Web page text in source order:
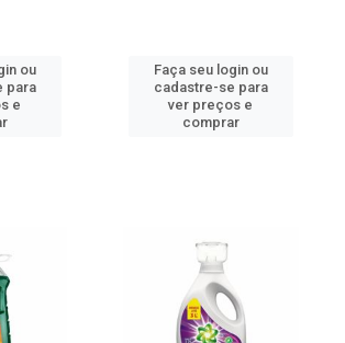
ou
para
e
Faça seu login ou
cadastre-se para
ver preços e
comprar